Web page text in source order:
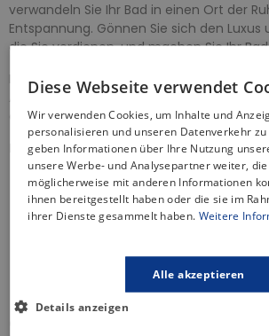
verwandeln Sie Ihr Bad in einen Ort der
Entspannung. Gönnen Sie sich den
die Sie verdienen, und machen Sie Ihr
Die Wanne hat keine Löcher für die
Armatur gilt nur als ein Beispiel und ist
enthalten.
Badewannenabfluss -
Automatsicher Siphon
Steuerknopf - aus Metall, verchromt
Hoher Wasserdurchfluss 52 L / min
Er besitzt eine Wärmezertifikat von
Ablaufsieb aus Edelstahl
2 Jahre Garantie
Diese Webseite verwendet
Wir verwenden Cookies, um Inhalte und
personalisieren und unseren Datenverkehr
geben Informationen über Ihre Nutzung
unsere Werbe- und Analysepartner weiter,
möglicherweise mit anderen Informationen
ihnen bereitgestellt haben oder die sie im
ihrer Dienste gesammelt haben. Weitere
Alle akzeptieren
Details anzeigen